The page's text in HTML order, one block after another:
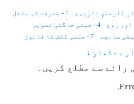
1 - معرفت کی مشعل
4 - جیتی جاگتی تصویر
7 - جنسی کشش کا قانون
10 - زمین دوز چوہے
15 - بارش کی آواز
دکھاو ↓
رائے سے مطلع کریں۔